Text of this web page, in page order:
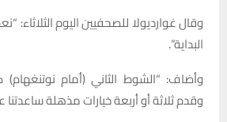
وقال غوارديولا للصحفيين اليوم الثلاثاء:
البداية”.
وأضاف: “الشوط الثاني (أمام نوتنغهام)
وقدم ثلاثة أو أربعة خيارات مذهلة ساعدتنا